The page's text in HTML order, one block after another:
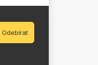
Odebírat